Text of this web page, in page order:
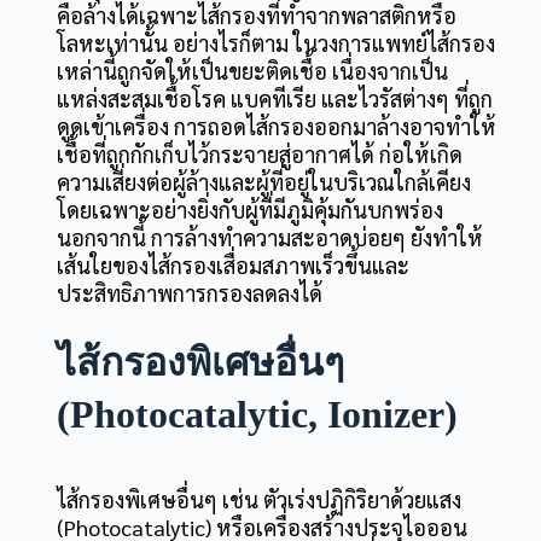
คือล้างได้เฉพาะไส้กรองที่ทำจากพลาสติกหรือ
โลหะเท่านั้นอย่างไรก็ตาม ในวงการแพทย์ไส้กรอง
เหล่านี้ถูกจัดให้เป็นขยะติดเชื้อ เนื่องจากเป็น
แหล่งสะสมเชื้อโรค แบคทีเรีย และไวรัสต่างๆ ที่ถูก
ดูดเข้าเครื่อง การถอดไส้กรองออกมาล้างอาจทำให้
เชื้อที่ถูกกักเก็บไว้กระจายสู่อากาศได้ ก่อให้เกิด
ความเสี่ยงต่อผู้ล้างและผู้ที่อยู่ในบริเวณใกล้เคียง
โดยเฉพาะอย่างยิ่งกับผู้ที่มีภูมิคุ้มกันบกพร่อง
นอกจากนี้ การล้างทำความสะอาดบ่อยๆ ยังทำให้
เส้นใยของไส้กรองเสื่อมสภาพเร็วขึ้นและ
ประสิทธิภาพการกรองลดลงได้
ไส้กรองพิเศษอื่นๆ
(Photocatalytic, Ionizer)
ไส้กรองพิเศษอื่นๆ เช่น ตัวเร่งปฏิกิริยาด้วยแสง
(Photocatalytic) หรือเครื่องสร้างประจุไอออน